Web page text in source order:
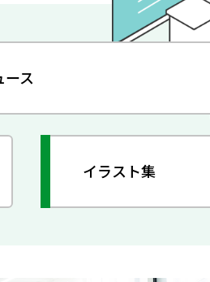
ース
イラスト集